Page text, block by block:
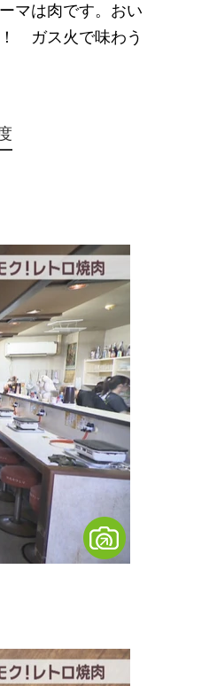
マは肉です。おい
ガス火で味わう